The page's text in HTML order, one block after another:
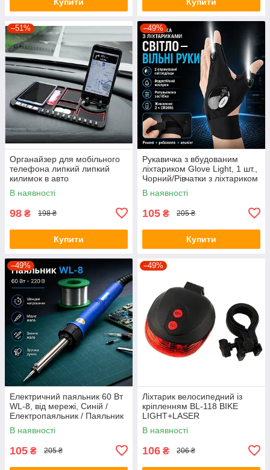
–51%
Органайзер для мобільного
телефона липкий липкий
килимок в авто
В наявності
98 ₴ 198 ₴
Купити
–49%
Рукавичка з вбудованим
ліхтариком Glove Light, 1 шт.,
Чорний/Рівчатки з ліхтариком
В наявності
105 ₴ 205 ₴
Купити
–49%
Електричний паяльник 60 Вт
WL-8, від мережі, Синій /
Електропаяльник / Паяльник
для мікросхем / Паяльник з
мідним жалом
В наявності
105 ₴ 205 ₴
–49%
Ліхтарик велосипедний із
кріпленням BL-118 BIKE
LIGHT+LASER
В наявності
106 ₴ 206 ₴